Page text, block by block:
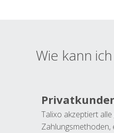
Wie kann
Talixo akzeptiert alle
Zahlungsmethoden,